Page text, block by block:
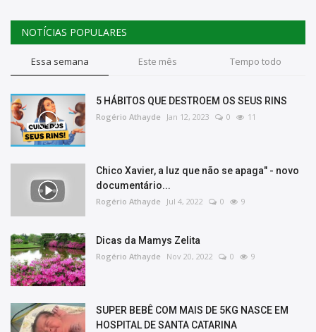
NOTÍCIAS POPULARES
Essa semana Este mês Tempo todo
5 HÁBITOS QUE DESTROEM OS SEUS RINS
Rogério Athayde Jan 12, 2023 0 11
Chico Xavier, a luz que não se apaga" - novo
documentário...
Rogério Athayde Jul 4, 2022 0 9
Dicas da Mamys Zelita
Rogério Athayde Nov 20, 2022 0 9
SUPER BEBÊ COM MAIS DE 5KG NASCE EM
HOSPITAL DE SANTA CATARINA